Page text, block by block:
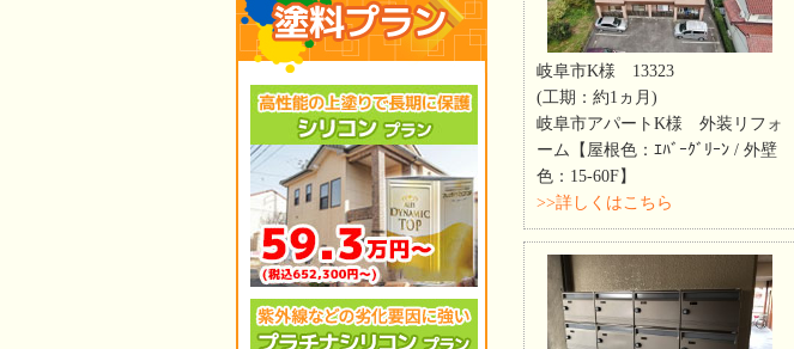
岐阜市K様 13323
(工期：約1ヵ月)
岐阜市アパートK様 外装リフォ
ーム【屋根色：ｴﾊﾞｰｸﾞﾘｰﾝ / 外壁
色：15-60F】
>>詳しくはこちら